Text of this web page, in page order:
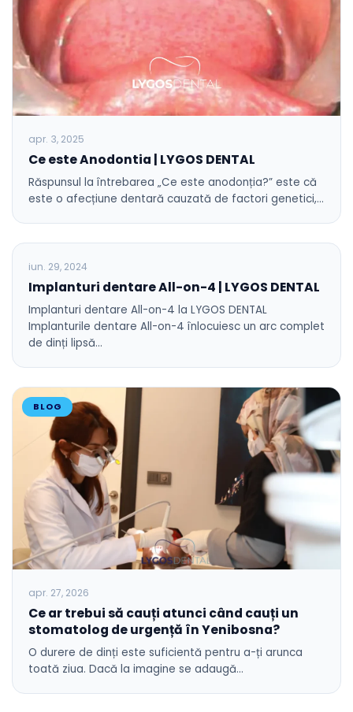
apr. 3, 2025
Ce este Anodontia | LYGOS DENTAL
Răspunsul la întrebarea „Ce este anodonția?” este că
este o afecțiune dentară cauzată de factori genetici,…
BLOG
iun. 29, 2024
Implanturi dentare All-on-4 | LYGOS DENTAL
Implanturi dentare All-on-4 la LYGOS DENTAL
Implanturile dentare All-on-4 înlocuiesc un arc complet
de dinți lipsă…
BLOG
apr. 27, 2026
Ce ar trebui să cauți atunci când cauți un
stomatolog de urgență în Yenibosna?
O durere de dinți este suficientă pentru a-ți arunca
toată ziua. Dacă la imagine se adaugă…